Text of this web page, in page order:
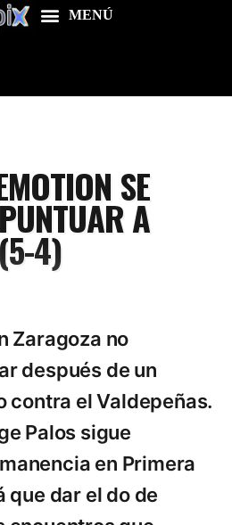
SE
A
4)
Zaragoza no
después de un
el Valdepeñas.
Palos sigue
en Primera
que dar el do de